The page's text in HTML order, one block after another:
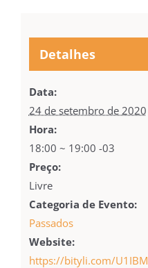
Detalhes
Data:
24 de setembro de 2020
Hora:
18:00 ~ 19:00 -03
Preço:
Livre
Categoria de Evento:
Passados
Website:
https://bityli.com/U1IBM